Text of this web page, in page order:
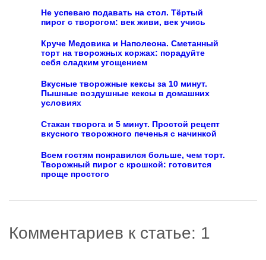
Не успеваю подавать на стол. Тёртый
пирог с творогом: век живи, век учись
Круче Медовика и Наполеона. Сметанный
торт на творожных коржах: порадуйте
себя сладким угощением
Вкусные творожные кексы за 10 минут.
Пышные воздушные кексы в домашних
условиях
Стакан творога и 5 минут. Простой рецепт
вкусного творожного печенья с начинкой
Всем гостям понравился больше, чем торт.
Творожный пирог с крошкой: готовится
проще простого
Комментариев к статье: 1